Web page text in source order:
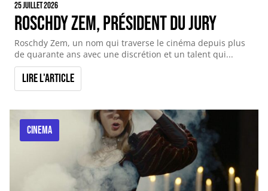
25 juillet 2026
Roschdy Zem, Président du Jury
Roschdy Zem, un nom qui traverse le cinéma depuis plus
de quarante ans avec une discrétion et un talent qui...
Lire l'article
CINEMA